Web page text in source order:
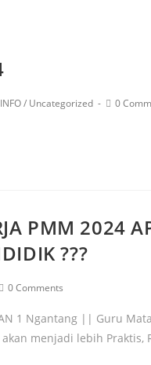
INFO/ Uncategorized 0
PMM 2024
???
0 Comments
1 Ngantang || Guru
menjadi lebih Praktis,